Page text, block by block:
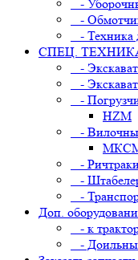
-
-
- Техника
СПЕЦ.
-
-
-
HZM
-
-
-
-
Доп.
- к
-